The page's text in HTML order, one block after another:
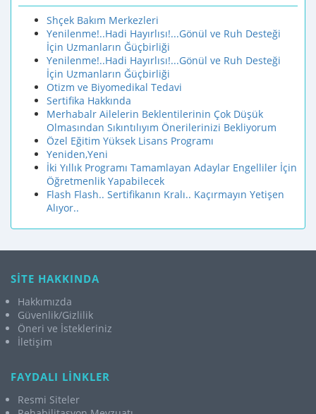
Shçek Bakım Merkezleri
Yenilenme!..Hadi Hayırlısı!...Gönül ve Ruh Desteği
İçin Uzmanların Ğüçbirliği
Yenilenme!..Hadi Hayırlısı!...Gönül ve Ruh Desteği
İçin Uzmanların Ğüçbirliği
Otizm ve Biyomedikal Tedavi
Sertifika Hakkında
Merhabalr Ailelerin Beklentilerinin Çok Düşük
Olmasından Sıkıntılıyım Önerilerinizi Bekliyorum
Özel Eğitim Yüksek Lisans Programı
Yeniden,Yeni
İki Yıllık Programı Tamamlayan Adaylar Engelliler İçin
Öğretmenlik Yapabilecek
Flash Flash.. Sertifikanın Kralı.. Kaçırmayın Yetişen
Alıyor..
SİTE HAKKINDA
Hakkımızda
Güvenlik/Gizlilik
Öneri ve İstekleriniz
İletişim
FAYDALI LİNKLER
Resmi Siteler